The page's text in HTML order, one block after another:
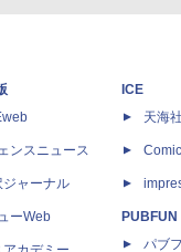
ンスニュース
ジャーナル
ーWeb
ICE
天海社
PUBFUN
パブ